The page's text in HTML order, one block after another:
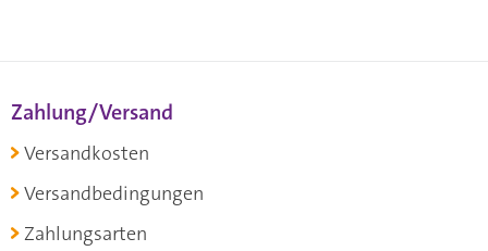
Zahlung/Versand
Versandkosten
Versandbedingungen
Zahlungsarten